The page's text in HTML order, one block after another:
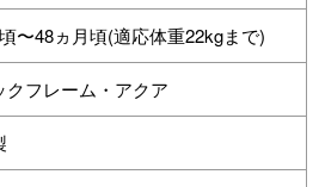
〜48ヵ月頃(適応体重22kgまで)
クフレーム・アクア